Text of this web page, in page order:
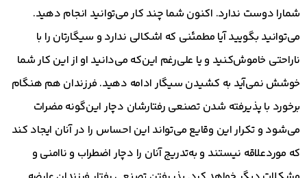
شمارا دوست ندارد. اکنون شما چند کار می‌توانید انجام دهید.
می‌توانید بگویید آیا مطمئنی که اشکالی ندارد و سیگارتان را با
ناراحتی خاموش‌کنید و یا علی‌رغم این‌که می‌دانید او از این کار شما
خوشش نمی‌آید به کشیدن سیگار ادامه دهید. فرزندان هم هنگام
برخورد با پذیرفته شدن تصنعی رفتارشان دچار این‌گونه مضرات
می‌شود و تکرار این وقایع می‌تواند این احساس را در آنان ایجاد کند
که موردعلاقه نیستند و به‌تدریج آنان را دچار اضطراب و ناامنی و